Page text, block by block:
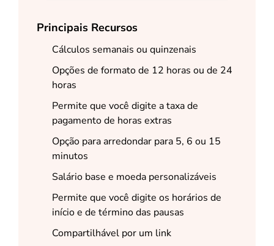
Principais Recursos
Cálculos semanais ou quinzenais
Opções de formato de 12 horas ou de 24
horas
Permite que você digite a taxa de
pagamento de horas extras
Opção para arredondar para 5, 6 ou 15
minutos
Salário base e moeda personalizáveis
Permite que você digite os horários de
início e de término das pausas
Compartilhável por um link